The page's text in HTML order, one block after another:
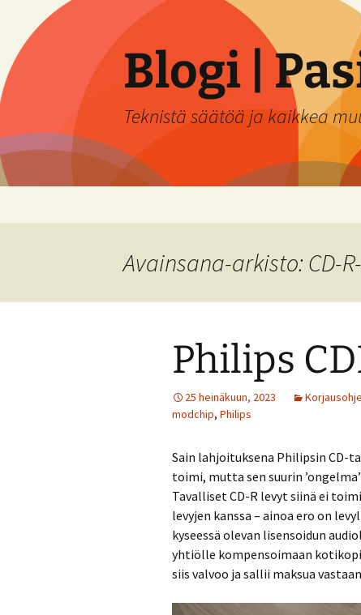
sisältöön
Blogi |
Teknistä säätöä ja kaikkea
Avainsana-arkisto: CD-
Philips
25 heinäkuun, 2023
modchip, Philips
Sain lahjoituksena Philipsin CD-
toimi, mutta sen suurin
Tavalliset CD-R levyt siinä ei
levyjen kanssa – ainoa ero on
kyseessä olevan lisensoidun
yhtiölle kompensoimaan
siis valvoo ja sallii maksua